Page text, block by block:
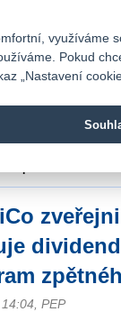
Fio banka
PEP
využíváme
Pokud
„Nastavení